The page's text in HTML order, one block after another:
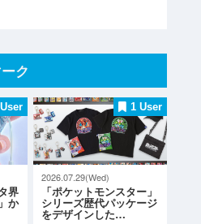
ク
界
か
1 User
2026.07.29(Wed)
「ポケットモンスター」
シリーズ歴代パッケージ
をデザインした…